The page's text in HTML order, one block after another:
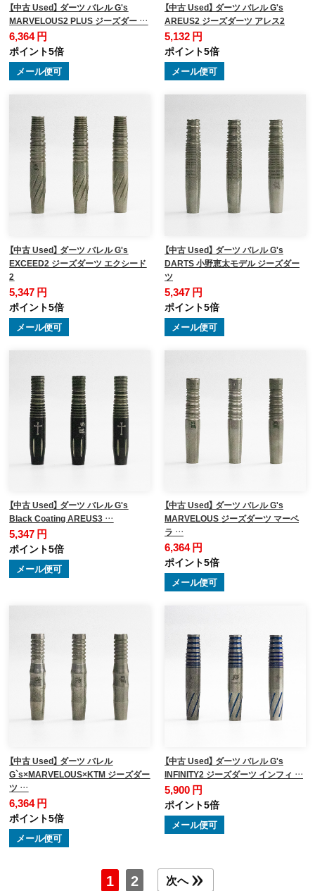
【中古 Used】 ダーツ バレル G's
MARVELOUS2 PLUS ジーズダー …
6,364 円
ポイント5倍
メール便可
【中古 Used】 ダーツ バレル G's
AREUS2 ジーズダーツ アレス2
5,132 円
ポイント5倍
メール便可
【中古 Used】 ダーツ バレル G's
EXCEED2 ジーズダーツ エクシード
2
5,347 円
ポイント5倍
メール便可
【中古 Used】 ダーツ バレル G's
DARTS 小野恵太モデル ジーズダー
ツ
5,347 円
ポイント5倍
メール便可
【中古 Used】 ダーツ バレル G's
Black Coating AREUS3 …
5,347 円
ポイント5倍
メール便可
【中古 Used】 ダーツ バレル G's
MARVELOUS ジーズダーツ マーベ
ラ …
6,364 円
ポイント5倍
メール便可
【中古 Used】 ダーツ バレル
G`s×MARVELOUS×KTM ジーズダー
ツ …
6,364 円
ポイント5倍
メール便可
【中古 Used】 ダーツ バレル G's
INFINITY2 ジーズダーツ インフィ …
5,900 円
ポイント5倍
メール便可
1 2 次へ